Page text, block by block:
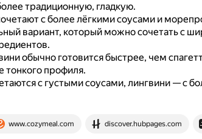
традиционную, гладкую.
с более лёгкими соусами и
вариант, который можно сочетать с
обычно готовится быстрее, чем
тонкого профиля.
с густыми соусами, лингвини — с
www.cozymeal.com discover.hubpages.com